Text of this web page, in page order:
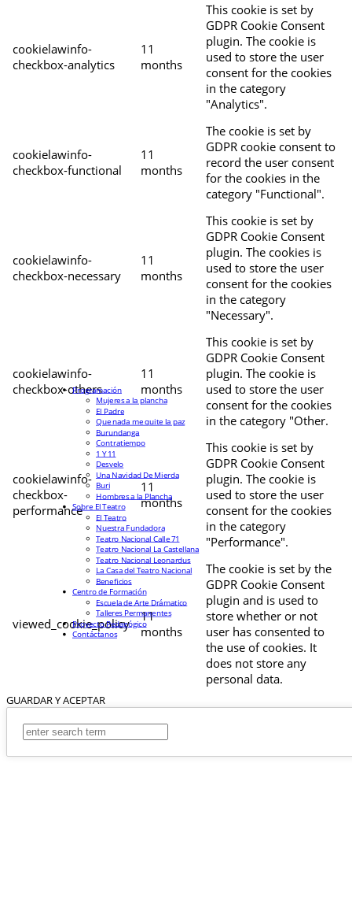
cookielawinfo-
checkbox-analytics
11
months
This cookie is set by
GDPR Cookie Consent
plugin. The cookie is
used to store the user
consent for the cookies
in the category
"Analytics".
cookielawinfo-
checkbox-functional
11
months
The cookie is set by
GDPR cookie consent to
record the user consent
for the cookies in the
category "Functional".
cookielawinfo-
checkbox-necessary
11
months
This cookie is set by
GDPR Cookie Consent
plugin. The cookies is
used to store the user
consent for the cookies
in the category
"Necessary".
cookielawinfo-
checkbox-others
11
months
This cookie is set by
GDPR Cookie Consent
plugin. The cookie is
used to store the user
consent for the cookies
in the category "Other.
cookielawinfo-
checkbox-
performance
11
months
This cookie is set by
GDPR Cookie Consent
plugin. The cookie is
used to store the user
consent for the cookies
in the category
"Performance".
viewed_cookie_policy
11
months
The cookie is set by the
GDPR Cookie Consent
plugin and is used to
store whether or not
user has consented to
the use of cookies. It
does not store any
personal data.
GUARDAR Y ACEPTAR
Programación
Mujeres a la plancha
El Padre
Que nada me quite la paz
Burundanga
Contratiempo
1 Y 11
Desvelo
Una Navidad De Mierda
Buri
Hombres a la Plancha
Sobre El Teatro
El Teatro
Nuestra Fundadora
Teatro Nacional Calle 71
Teatro Nacional La Castellana
Teatro Nacional Leonardus
La Casa del Teatro Nacional
Beneficios
Centro de Formación
Escuela de Arte Drámatico
Talleres Permanentes
Proyecto Pedagógico
Contáctanos